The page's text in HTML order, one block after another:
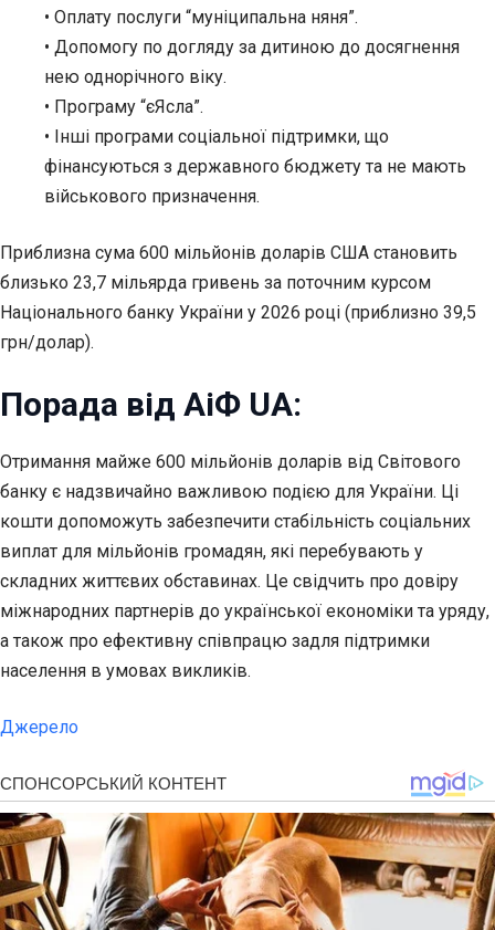
• Оплату послуги “муніципальна няня”.
• Допомогу по догляду за дитиною до досягнення
нею однорічного віку.
• Програму “єЯсла”.
• Інші програми соціальної підтримки, що
фінансуються з державного бюджету та не мають
військового призначення.
Приблизна сума 600 мільйонів доларів США становить
близько 23,7 мільярда гривень за поточним курсом
Національного банку України у 2026 році (приблизно 39,5
грн/долар).
Порада від АіФ UA:
Отримання майже 600 мільйонів доларів від Світового
банку є надзвичайно важливою подією для України. Ці
кошти допоможуть забезпечити стабільність соціальних
виплат для мільйонів громадян, які перебувають у
складних життєвих обставинах. Це свідчить про довіру
міжнародних партнерів до української економіки та уряду,
а також про ефективну співпрацю задля підтримки
населення в умовах викликів.
Джерело